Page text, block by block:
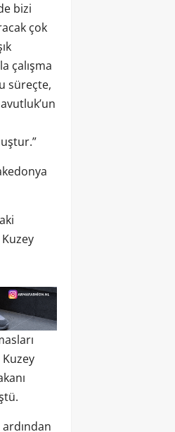
bizi
çok
çalışma
süreçte,